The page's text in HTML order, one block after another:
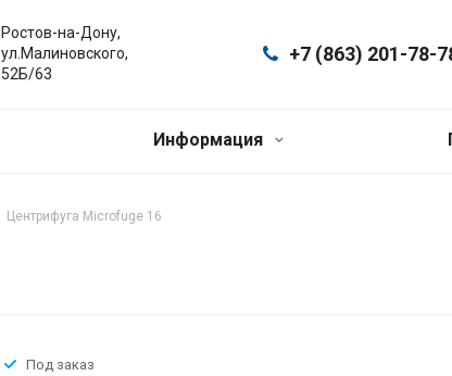
+7 (863) 201-78-
Ростов-на-Дону,
ул.Малиновского,
52Б/63
Информация
Центрифуга Microfuge 16
Под заказ